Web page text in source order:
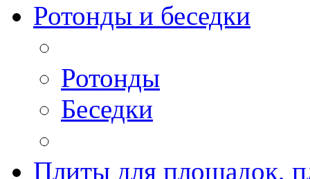
Ротонды и беседки
Ротонды
Беседки
Плиты для площадок,